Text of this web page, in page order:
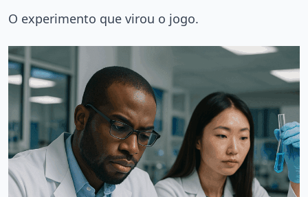
O experimento que virou o jogo.